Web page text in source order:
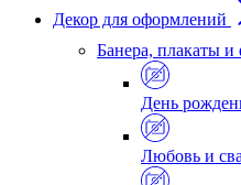
Декор для оформлений
Банера, плакаты
День
Любовь и